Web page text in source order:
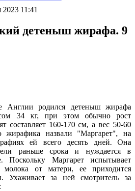
11:41
детеныш жирафа. 9
Англии родился детеныш жирафа
34 кг, при этом обычно рост
составляет 160-170 см, а вес 50-60
жирафика назвали "Маргарет", на
ей всего десять дней. Она
раньше срока и нуждается в
Поскольку Маргарет испытывает
от матери, ее приходится
Ухаживает за ней смотритель за